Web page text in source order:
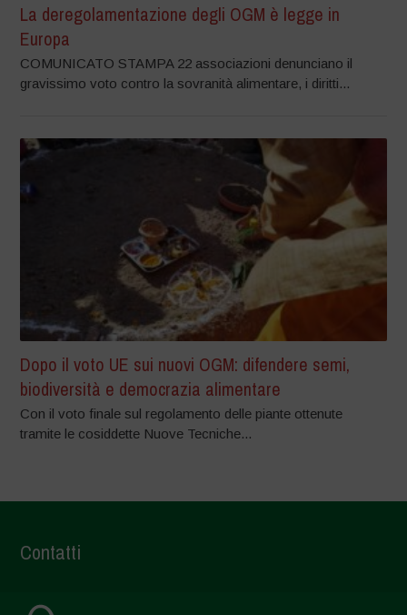
La deregolamentazione degli OGM è legge in
Europa
COMUNICATO STAMPA 22 associazioni denunciano il
gravissimo voto contro la sovranità alimentare, i diritti...
Dopo il voto UE sui nuovi OGM: difendere semi,
biodiversità e democrazia alimentare
Con il voto finale sul regolamento delle piante ottenute
tramite le cosiddette Nuove Tecniche...
Contatti